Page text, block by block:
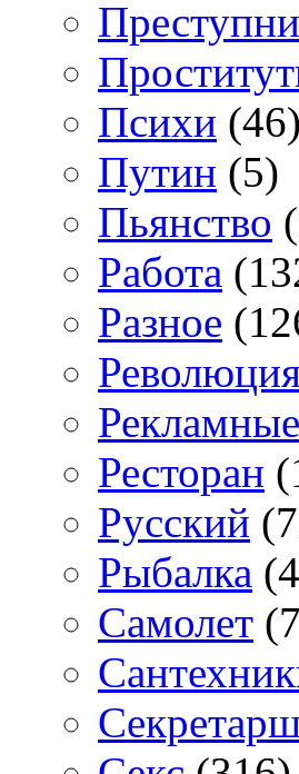
Психи (46)
Путин (5)
Пьянство
Работа
Разное
Рекламные
Ресторан
Русский
Рыбалка
Самолет